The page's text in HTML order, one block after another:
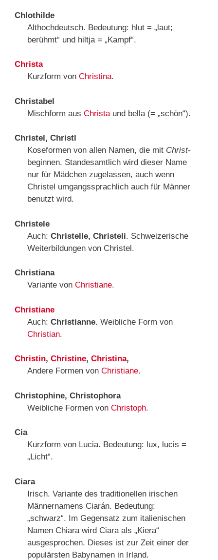
Chlothilde
Althochdeutsch. Bedeutung: hlut = „laut;
berühmt“ und hiltja = „Kampf“.
Christa
Kurzform von Christina.
Christabel
Mischform aus Christaund bella (= „schön“).
Christel, Christl
Koseformen von allen Namen, die mit Christ-
beginnen. Standesamtlich wird dieser Name
nur für Mädchen zugelassen, auch wenn
Christel umgangssprachlich auch für Männer
benutzt wird.
Christele
Auch: Christelle, Christeli. Schweizerische
Weiterbildungen von Christel.
Christiana
Variante von Christiane.
Christiane
Auch: Christianne. Weibliche Form von
Christian.
Christin, Christine, Christina,
Andere Formen von Christiane.
Christophine, Christophora
Weibliche Formen von Christoph.
Cia
Kurzform von Lucia. Bedeutung: lux, lucis =
„Licht“.
Ciara
Irisch. Variante des traditionellen irischen
Männernamens Ciarán. Bedeutung:
„schwarz“. Im Gegensatz zum italienischen
Namen Chiara wird Ciara als „Kiera“
ausgesprochen. Dieses ist zur Zeit einer der
populärsten Babynamen in Irland.